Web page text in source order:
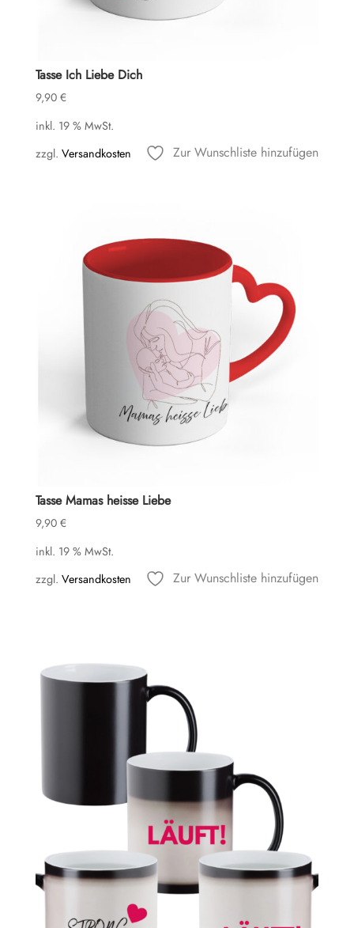
Tasse Ich Liebe Dich
9,90 €
inkl. 19 % MwSt.
zzgl. Versandkosten Zur Wunschliste hinzufügen
Tasse Mamas heisse Liebe
9,90 €
inkl. 19 % MwSt.
zzgl. Versandkosten Zur Wunschliste hinzufügen